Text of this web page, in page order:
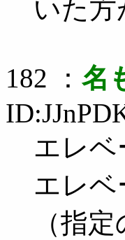
いた方
182 ： 名
エレ
エレベ
（指